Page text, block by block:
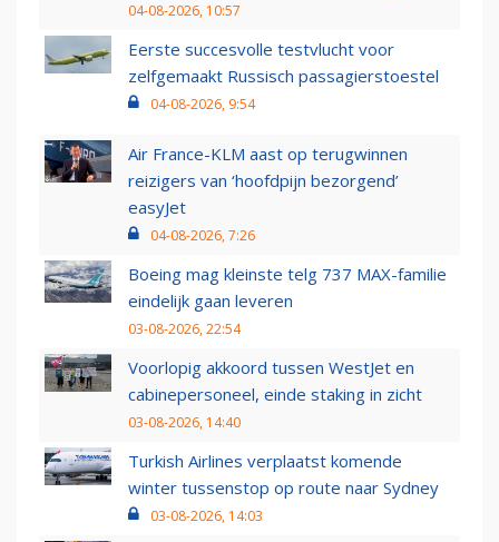
04-08-2026, 10:57
Eerste succesvolle testvlucht voor
zelfgemaakt Russisch passagierstoestel
04-08-2026, 9:54
Air France-KLM aast op terugwinnen
reizigers van ‘hoofdpijn bezorgend’
easyJet
04-08-2026, 7:26
Boeing mag kleinste telg 737 MAX-familie
eindelijk gaan leveren
03-08-2026, 22:54
Voorlopig akkoord tussen WestJet en
cabinepersoneel, einde staking in zicht
03-08-2026, 14:40
Turkish Airlines verplaatst komende
winter tussenstop op route naar Sydney
03-08-2026, 14:03